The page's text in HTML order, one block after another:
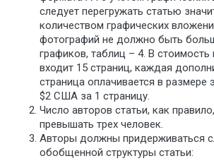
следует перегружать статью
количеством графических
фотографий не должно быть
графиков, таблиц – 4. В стоимость
входит 15 страниц, каждая
страница оплачивается в размере
$2 США за 1 страницу.
Число авторов статьи, как
превышать трех человек.
Авторы должны придерживаться
обобщенной структуры статьи: